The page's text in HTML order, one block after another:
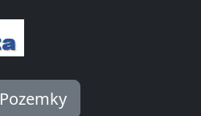
Pozemky